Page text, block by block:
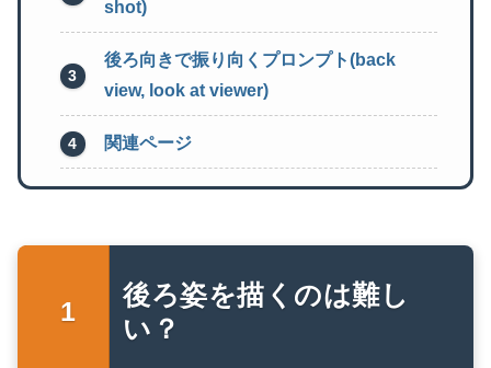
shot)
後ろ向きで振り向くプロンプト(back
view, look at viewer)
関連ページ
後ろ姿を描くのは難し
い？